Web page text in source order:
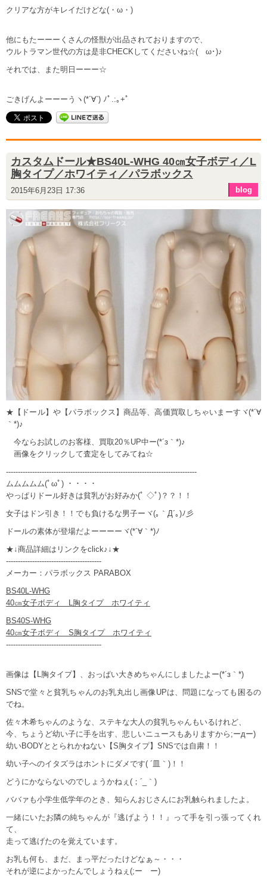
クリアな方がキレイだけどな(・ω・)
他にもたーーーくさんの怪獣が出品されておりますので、
ウルトラマン世代の方は是非CHECKしてくださいね☆(ゝω･)♪
それでは、また明日ーーー☆
ごきげんよーーーうヽ(*´∀`) ﾉﾟ.:｡+ﾟ
カスタムドール★BS40L-WHG 40㎝女子ボディ／L
胸タイプ／ホワイティ／パラボックス
2015年6月23日 17:36 blog
★【ドール】や【パラボックス】商品等、高価買取しちゃいまーすヾ(*´∀
｀*)♪
今ならお試しのお客様、買取20％UP中ー(*´з｀*)♪
画像をクリックして査定をしてみてね☆
--------------------------------------------------------------------------------
ムムムムム(ﾟωﾟ) ・・・・
やっぱりドール好きは貧乳がお好みか(ﾟ ◇ﾟ)？？！！
女子はドン引き！！でも負けるな男子ーヾ(｡｀Д´｡)ﾉ彡
ドールの素体が登場だよーーーーヾ(*´∀｀*)ﾉ
★↓商品詳細はリンクをclick♪↓★
----------------------------------------
メーカー：パラボックス PARABOX
BS40L-WHG
40㎝女子ボディ L胸タイプ ホワイティ
BS40S-WHG
40㎝女子ボディ S胸タイプ ホワイティ
----------------------------------------
画像は【L胸タイプ】、おっぱい大きめちゃんにしましたよー(*´з｀*)
SNSで堂々と貧乳ちゃんのお乳丸出し画像UPは、問題になっても困るの
でね。
佐々木希ちゃんのような、ステキな大人の貧乳ちゃんもいるけれど、
今、ちょうど幼い子に手を出す、悲しいニュースもありますから;ーдー)
幼いBODYととられかねない【S胸タイプ】SNSでは自粛！！
幼い子へのイタズラはホントにダメです( ´皿｀)！！
どうにかならないのでしょうかねぇ(；´_｀)
ババァも小学生低学年のとき、知らんおじさんにお乳触られましたよ。
一緒にいたお隣の純ちゃんが『逃げよう！！』って手を引っ張ってくれ
て、
走って逃げたのを覚えています。
お乳も何も、まだ、まっ平だったけどなぁ～・・・
それが逆によかったんでしょうねぇ(;ーゝー)